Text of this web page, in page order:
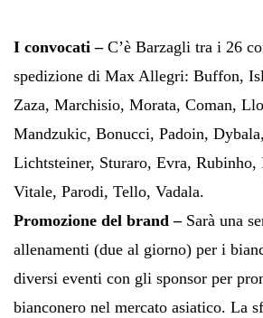
I convocati –C’è Barzagli tra i 26
spedizione di Max Allegri: Buffon,
Zaza, Marchisio, Morata, Coman,
Mandzukic, Bonucci, Padoin,
Lichtsteiner, Sturaro, Evra, Rubinho,
Vitale, Parodi, Tello, Vadala.
Promozione del brand –Sarà una
allenamenti (due al giorno) per i
diversi eventi con gli sponsor per
bianconero nel mercato asiatico. La